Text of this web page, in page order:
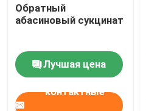
Обратный
абасиновый сукцинат
Лучшая цена
контактные